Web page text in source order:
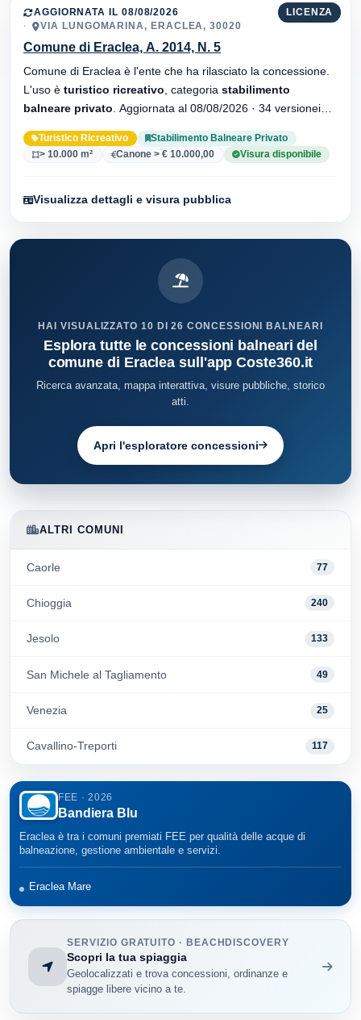
ALTRI COMUNI
Caorle 77
Chioggia 240
Jesolo 133
San Michele al Tagliamento 49
Venezia 25
Cavallino-Treporti 117
FEE · 2026
Bandiera Blu
Eraclea è tra i comuni premiati FEE per qualità delle acque di
balneazione, gestione ambientale e servizi.
Eraclea Mare
SERVIZIO GRATUITO · BEACHDISCOVERY
Scopri la tua spiaggia
Geolocalizzati e trova concessioni, ordinanze e
spiagge libere vicino a te.
LICENZA
AGGIORNATA IL 08/08/2026
VIA LUNGOMARINA, ERACLEA, 30020
Comune di Eraclea, A. 2014, N. 5
Comune di Eraclea è l'ente che ha rilasciato la concessione.
L'uso è turistico ricreativo , categoria stabilimento
balneare privato
Turistico Ricreativo
Stabilimento Balneare Privato
> 10.000 m²
Canone > € 10.000,00 Visura disponibile
Visualizza dettagli e visura pubblica
HAI VISUALIZZATO 10 DI 26 CONCESSIONI BALNEARI
Esplora tutte le concessioni balneari del
comune di Eraclea sull'app Coste360.it
Ricerca avanzata, mappa interattiva, visure pubbliche, storico
atti.
Apri l'esploratore concessioni